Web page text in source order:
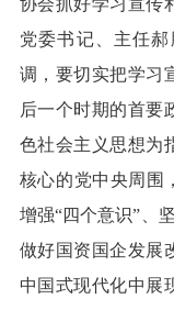
协会抓好学习宣传
党委书记、主任
调，要切实把学习
后一个时期的首要
色社会主义思想为
核心的党中央周围
增强“四个意识”、
做好国资国企发展
中国式现代化中展